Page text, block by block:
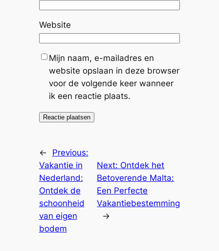
Website
Mijn naam, e-mailadres en
website opslaan in deze browser
voor de volgende keer wanneer
ik een reactie plaats.
←
Previous:
Vakantie in
Nederland:
Ontdek de
schoonheid
van eigen
bodem
Next: Ontdek het
Betoverende Malta:
Een Perfecte
Vakantiebestemming
→